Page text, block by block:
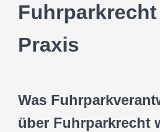
Praxis
Was
über Fuhrparkrecht